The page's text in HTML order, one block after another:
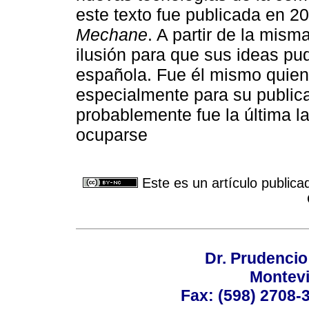
este texto fue publicada en
Mechane. A partir de la
ilusión para que sus ideas
española. Fue él mismo
especialmente para su
probablemente fue la última
ocuparse
Este es un artículo
Dr.
Fax: (598) 2708-